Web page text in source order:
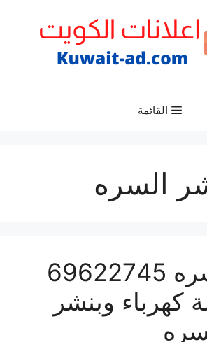
القائمة
السره
بنشر السره 69622745
كهرباء وبنشر